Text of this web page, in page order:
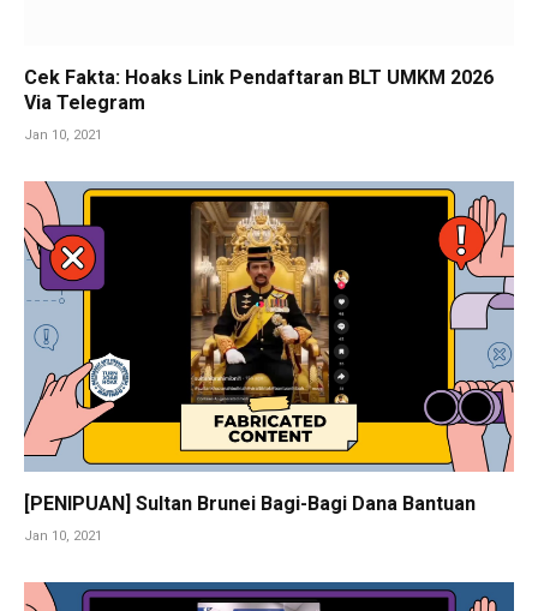
Cek Fakta: Hoaks Link Pendaftaran BLT UMKM 2026
Via Telegram
Jan 10, 2021
[PENIPUAN] Sultan Brunei Bagi-Bagi Dana Bantuan
Jan 10, 2021